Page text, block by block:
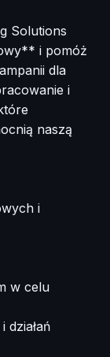
Solutions
i pomóż
dla
i
naszą
i
w celu